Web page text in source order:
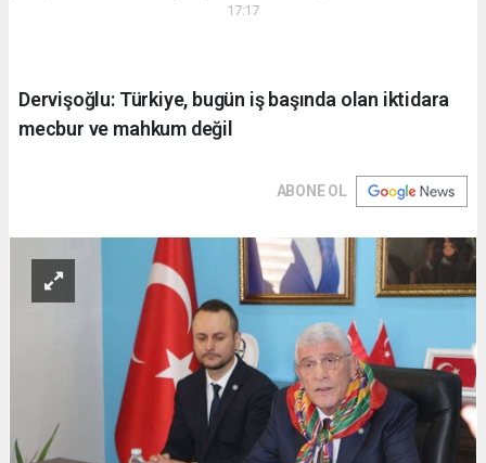
17:17
Dervişoğlu: Türkiye, bugün iş başında olan iktidara
mecbur ve mahkum değil
ABONE OL